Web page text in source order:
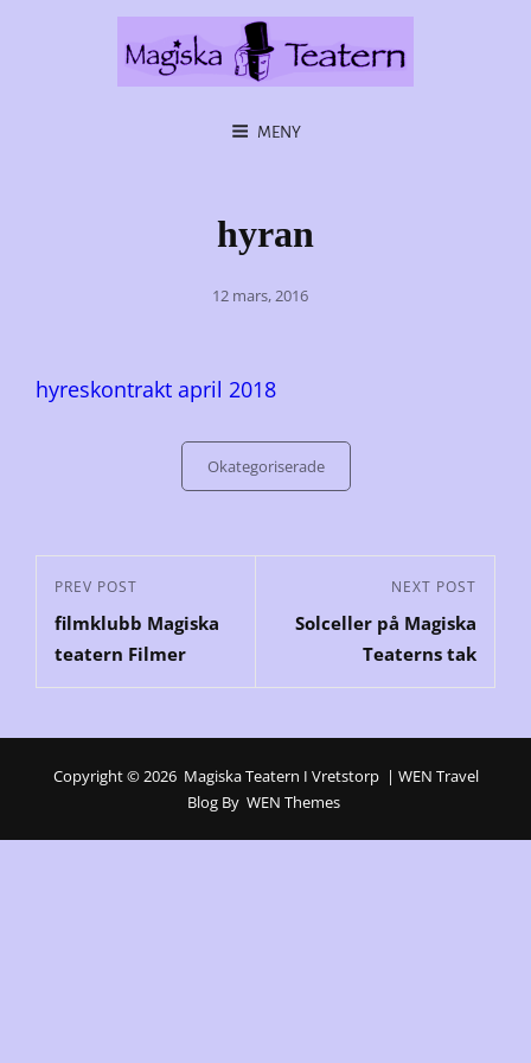
MENY
hyran
Posted
12 mars, 2016
hyreskontrakt april 2018
Categories
Okategoriserade
Inläggsnavigering
Previous
Post
PREV POST
filmklubb Magiska
teatern Filmer
Post
NEXT POST
Solceller på Magiska
Teaterns tak
Copyright © 2026 Magiska Teatern I Vretstorp | WEN Travel
Blog By WEN Themes